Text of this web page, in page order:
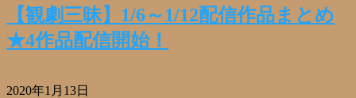
【観劇三昧】1/6～1/12配信作品まとめ
★4作品配信開始！
2020年1月13日